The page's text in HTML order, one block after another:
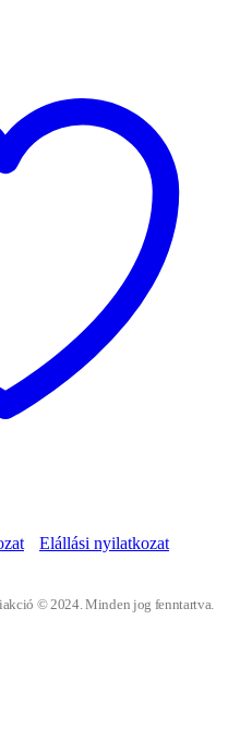
Elállási nyilatkozat
© 2024. Minden jog fenntartva.